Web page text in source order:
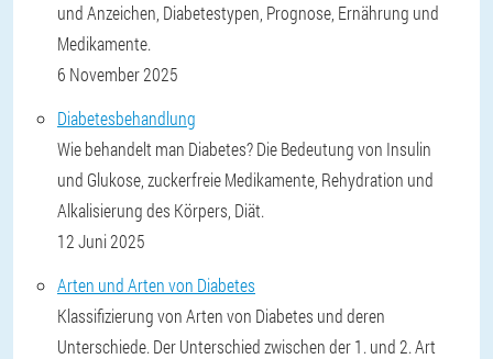
und Anzeichen, Diabetestypen, Prognose, Ernährung und
Medikamente.
6 November 2025
Diabetesbehandlung
Wie behandelt man Diabetes? Die Bedeutung von Insulin
und Glukose, zuckerfreie Medikamente, Rehydration und
Alkalisierung des Körpers, Diät.
12 Juni 2025
Arten und Arten von Diabetes
Klassifizierung von Arten von Diabetes und deren
Unterschiede. Der Unterschied zwischen der 1. und 2. Art